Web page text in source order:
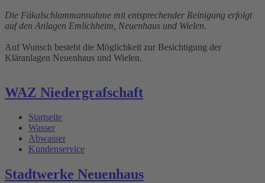
Die Fäkalschlammannahme mit entsprechender Reinigung erfolgt
auf den Anlagen Emlichheim, Neuenhaus und Wielen.
Auf Wunsch besteht die Möglichkeit zur Besichtigung der
Kläranlagen Neuenhaus und Wielen.
WAZ Niedergrafschaft
Startseite
Wasser
Abwasser
Kundenservice
Stadtwerke Neuenhaus